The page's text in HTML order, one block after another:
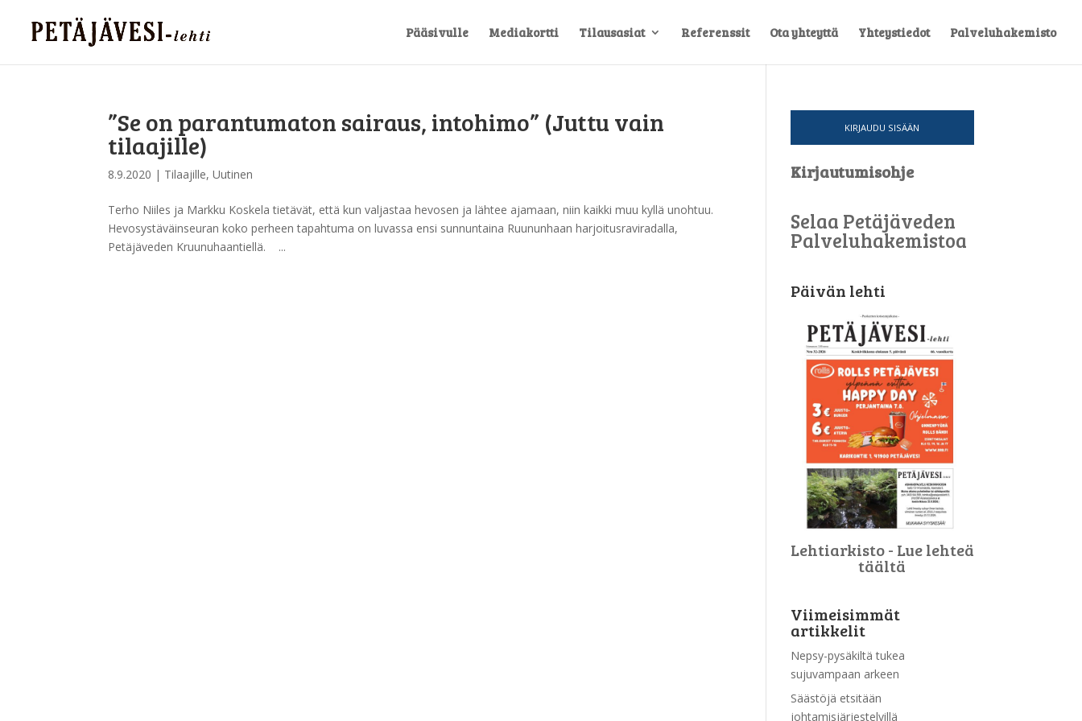
Pääsivulle Mediakortti Tilausasiat Referenssit Ota yhteyttä Yhteystiedot Palveluhakemisto
”Se on parantumaton sairaus, intohimo” (Juttu vain
tilaajille)
8.9.2020 | Tilaajille,Uutinen
Terho Niiles ja Markku Koskela tietävät, että kun valjastaa hevosen ja lähtee ajamaan, niin kaikki muu kyllä unohtuu.
Hevosystäväinseuran koko perheen tapahtuma on luvassa ensi sunnuntaina Ruununhaan harjoitusraviradalla,
Petäjäveden Kruunuhaantiellä. ...
KIRJAUDU SISÄÄN
Kirjautumisohje
Selaa Petäjäveden
Palveluhakemistoa
Päivän lehti
Lehtiarkisto - Lue lehteä
täältä
Viimeisimmät
artikkelit
Nepsy-pysäkiltä tukea
sujuvampaan arkeen
Säästöjä etsitään
johtamisjärjestelyillä